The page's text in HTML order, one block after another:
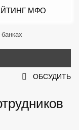
МФО
ОБСУДИТЬ